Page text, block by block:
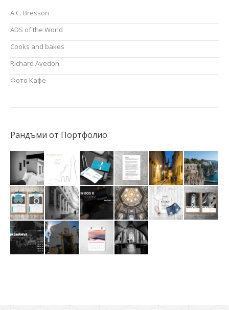
A.C. Bresson
ADS of the World
Cooks and bakes
Richard Avedon
Фото Кафе
Рандъми от Портфолио